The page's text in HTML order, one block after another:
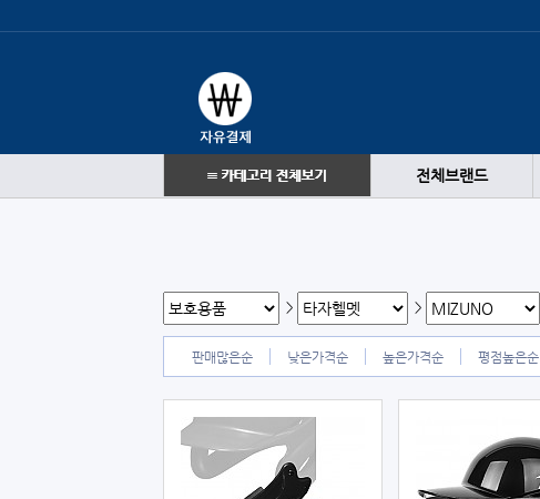
전체브랜드
> >
판매많은순 낮은가격순 높은가격순 평점높은순